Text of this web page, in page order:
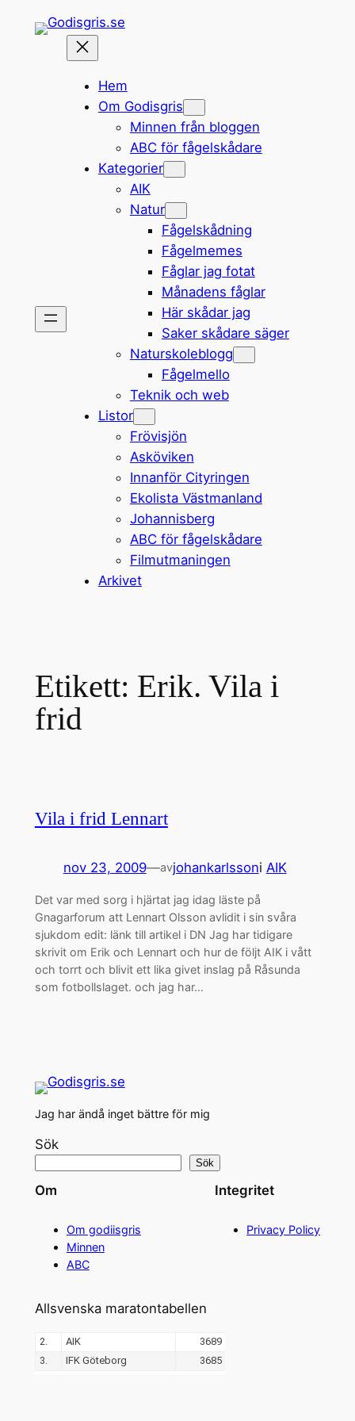
Hem
Om Godisgris
Minnen från bloggen
ABC för fågelskådare
Kategorier
AIK
Natur
Fågelskådning
Fågelmemes
Fåglar jag fotat
Månadens fåglar
Här skådar jag
Saker skådare säger
Naturskoleblogg
Fågelmello
Teknik och web
Listor
Frövisjön
Asköviken
Innanför Cityringen
Ekolista Västmanland
Johannisberg
ABC för fågelskådare
Filmutmaningen
Arkivet
Etikett: Erik. Vila i
frid
Vila i frid Lennart
nov 23, 2009—avjohankarlssoni AIK
Det var med sorg i hjärtat jag idag läste på
Gnagarforum att Lennart Olsson avlidit i sin svåra
sjukdom edit: länk till artikel i DN Jag har tidigare
skrivit om Erik och Lennart och hur de följt AIK i vått
och torrt och blivit ett lika givet inslag på Råsunda
som fotbollslaget. och jag har…
Jag har ändå inget bättre för mig
Sök
Sök
Om
Om godiisgris
Minnen
ABC
Integritet
Privacy Policy
Allsvenska maratontabellen